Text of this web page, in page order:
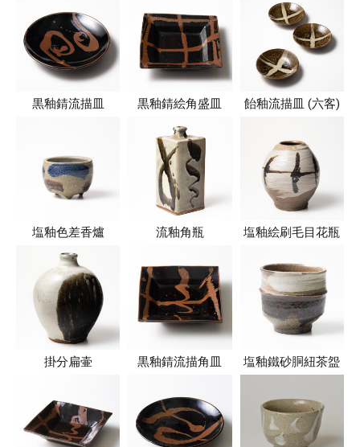
黒釉錆流描皿 黒釉錆絵角盛皿 飴釉流描皿 (六客)
塩釉色差香爐 流釉角瓶 塩釉絵刷毛目花瓶
掛分扁壷 黒釉錆流描角皿 塩釉鐵砂胴紐茶盌